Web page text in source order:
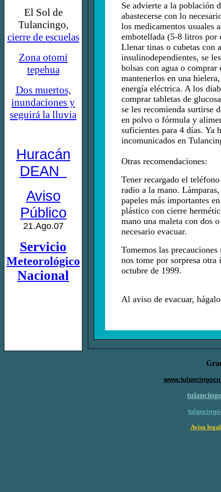
El Sol de
Tulancingo,
cierre de escuelas
Zona otomí
tepehua
Dos muertos,
inundaciones y
seguirá la lluvia
Huracán
DEAN
Aviso
Público
21.Ago.07
Servicio
Meteorológico
Nacional
Se advierte a la población
abastecerse con lo
los medicamentos usuales
embotellada (5-8 litros por
Llenar tinas o cubetas con
insulinodependientes, se
bolsas con agua o comprar
mantenerlos en una
energía eléctrica. A los
comprar tabletas de
se les recomienda surtirse
en polvo o fórmula y
suficientes para 4 días. Ya
incomunicados en
Otras recomendaciones:
Tener recargado el
radio a la mano.
papeles más importantes
plástico con cierre
mano una maleta con dos
necesario evacuar.
Tomemos las
nos tome por sorpresa
octubre de 1999.
Al aviso de evacuar,
Aviso